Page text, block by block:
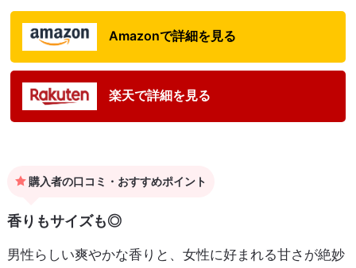
Amazonで詳細を見る
楽天で詳細を見る
購入者の口コミ・おすすめポイント
香りもサイズも◎
男性らしい爽やかな香りと、女性に好まれる甘さが絶妙